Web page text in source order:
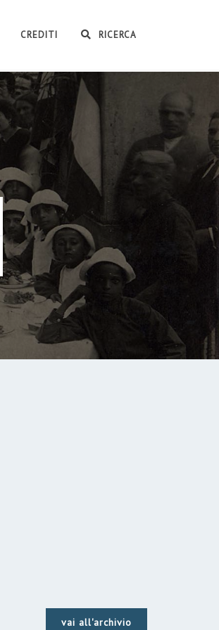
CREDITI RICERCA
vai all'archivio